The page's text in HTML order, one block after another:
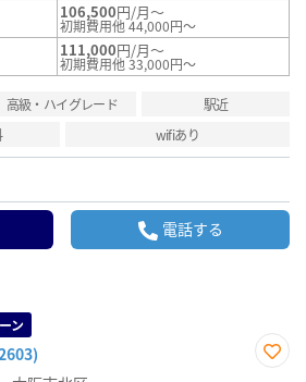
106,500円/月～
初期費用他 44,000円～
111,000円/月～
初期費用他 33,000円～
高級・ハイグレード
駅近
wifiあり
電話する
ン